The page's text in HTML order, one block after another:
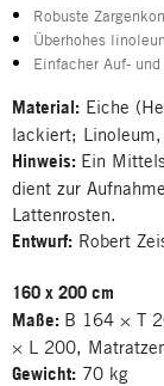
Robuste
Überhohes
Einfacher Auf-
Material: Eiche
lackiert;
Hinweis: Ein
dient zur
Lattenrosten.
Entwurf: Robert
160 x 200 cm
Maße: B 164 × T
× L 200,
Gewicht: 70 kg